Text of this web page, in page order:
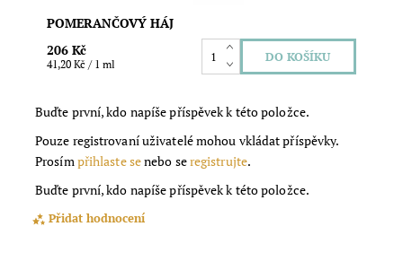
POMERANČOVÝ HÁJ
206 Kč
41,20 Kč / 1 ml
Buďte první, kdo napíše příspěvek k této položce.
Pouze registrovaní uživatelé mohou vkládat příspěvky.
Prosím přihlaste senebo seregistrujte.
Buďte první, kdo napíše příspěvek k této položce.
Přidat hodnocení